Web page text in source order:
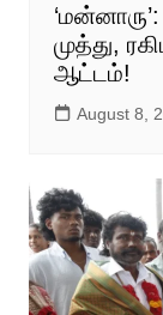
முத்து,
ஆட்டம்!
August 8,